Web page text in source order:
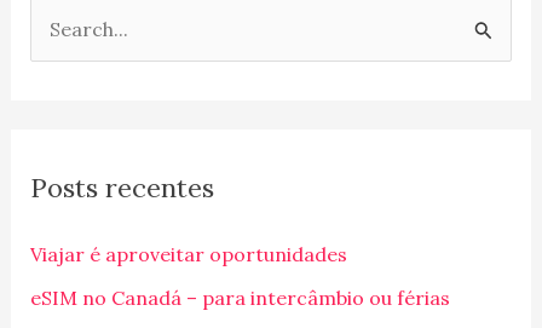
u
s
a
Posts recentes
Viajar é aproveitar oportunidades
eSIM no Canadá – para intercâmbio ou férias